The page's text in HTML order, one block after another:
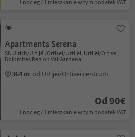
1 nocleg / 1 mieszkanie w tym podatek VAT
Apartments Serena
St. Ulrich/Urtijëi/Ortisei/Urtijëi, Urtijëi/Ortisei,
Dolomites Region Val Gardena
364 m od Urtijëi/Ortisei centrum
Od 90€
1 nocleg / 1 mieszkanie w tym podatek VAT